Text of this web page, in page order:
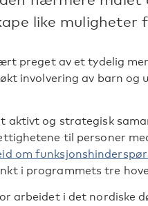
like muligheter
preget av et tydelig
involvering av barn og
aktivt og strategisk
til personer
om
i programmets tre
arbeidet i det nordiske